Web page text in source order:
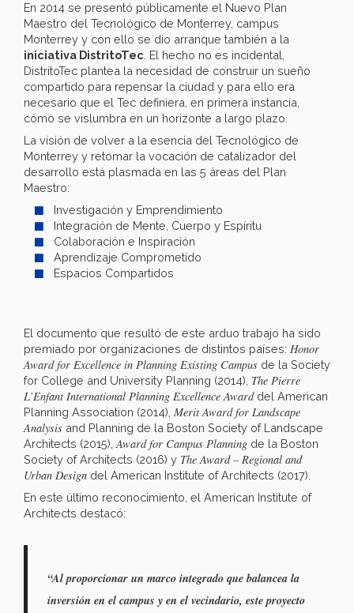
En 2014 se presentó públicamente el Nuevo Plan
Maestro del Tecnológico de Monterrey, campus
Monterrey y con ello se dio arranque también a la
iniciativa DistritoTec . El hecho no es incidental,
DistritoTec plantea la necesidad de construir un sueño
compartido para repensar la ciudad y para ello era
necesario que el Tec definiera, en primera instancia,
cómo se vislumbra en un horizonte a largo plazo.
La visión de volver a la esencia del Tecnológico de
Monterrey y retomar la vocación de catalizador del
desarrollo está plasmada en las 5 áreas del Plan
Maestro:
Investigación y Emprendimiento
Integración de Mente, Cuerpo y Espíritu
Colaboración e Inspiración
Aprendizaje Comprometido
Espacios Compartidos
El documento que resultó de este arduo trabajo ha sido
premiado por organizaciones de distintos países: Honor
Award for Excellence in Planning Existing Campus de la Society
for College and University Planning (2014), The Pierre
L’Enfant International Planning Excellence Awarddel American
Planning Association (2014), Merit Award for Landscape
Analysis and Planning de la Boston Society of Landscape
Architects (2015), Award for Campus Planning de la Boston
Society of Architects (2016) y The Award – Regional and
Urban Design del American Institute of Architects (2017).
En este último reconocimiento, el American Institute of
Architects destacó:
“Al proporcionar un marco integrado que balancea la
inversión en el campus y en el vecindario, este proyecto